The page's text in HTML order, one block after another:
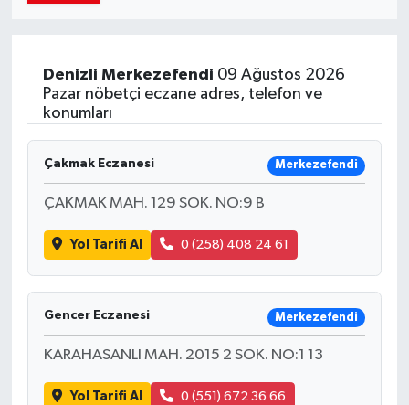
Denizli Merkezefendi 09 Ağustos 2026
Pazar nöbetçi eczane adres, telefon ve
konumları
Çakmak Eczanesi Merkezefendi
ÇAKMAK MAH. 129 SOK. NO:9 B
Yol Tarifi Al 0 (258) 408 24 61
Gencer Eczanesi Merkezefendi
KARAHASANLI MAH. 2015 2 SOK. NO:1 13
Yol Tarifi Al 0 (551) 672 36 66